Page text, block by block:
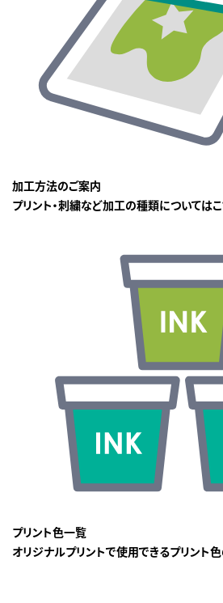
加工方法のご案内
プリント・刺繍など加工の種類については
プリント色一覧
オリジナルプリントで使用できるプリント